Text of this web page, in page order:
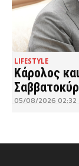
LIFESTYLE
Κάρολος
05/08/2026 02:32